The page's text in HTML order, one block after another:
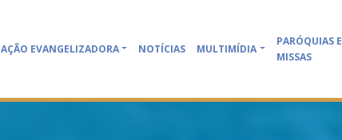
AÇÃO EVANGELIZADORA NOTÍCIAS MULTIMÍDIA
PARÓQUIAS E
MISSAS